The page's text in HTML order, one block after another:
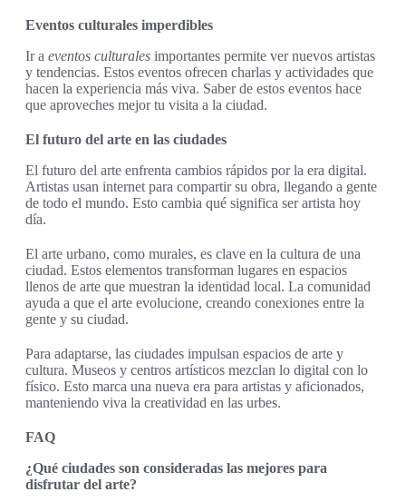
Eventos culturales imperdibles
Ir a eventos culturales importantes permite ver nuevos artistas
y tendencias. Estos eventos ofrecen charlas y actividades que
hacen la experiencia más viva. Saber de estos eventos hace
que aproveches mejor tu visita a la ciudad.
El futuro del arte en las ciudades
El futuro del arte enfrenta cambios rápidos por la era digital.
Artistas usan internet para compartir su obra, llegando a gente
de todo el mundo. Esto cambia qué significa ser artista hoy
día.
El arte urbano, como murales, es clave en la cultura de una
ciudad. Estos elementos transforman lugares en espacios
llenos de arte que muestran la identidad local. La comunidad
ayuda a que el arte evolucione, creando conexiones entre la
gente y su ciudad.
Para adaptarse, las ciudades impulsan espacios de arte y
cultura. Museos y centros artísticos mezclan lo digital con lo
físico. Esto marca una nueva era para artistas y aficionados,
manteniendo viva la creatividad en las urbes.
FAQ
¿Qué ciudades son consideradas las mejores para
disfrutar del arte?